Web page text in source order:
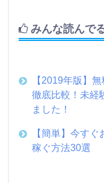
みんな読んで
【2019年版】
徹底比較！未経
ました！
【簡単】今す
稼ぐ方法30選